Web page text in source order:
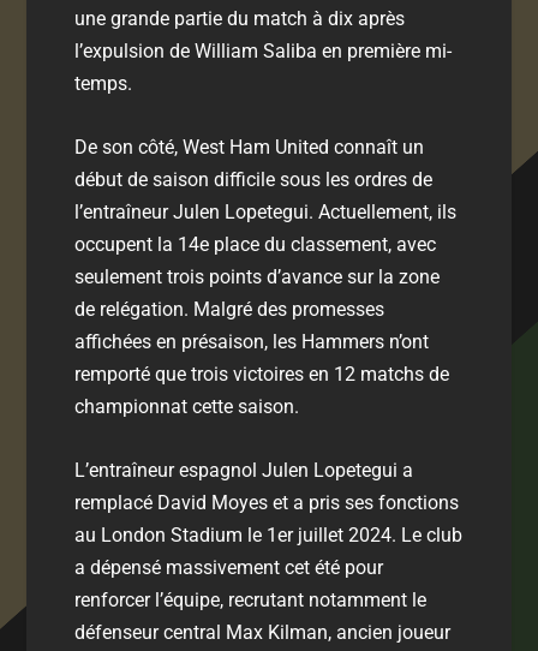
une grande partie du match à dix après
l’expulsion de William Saliba en première mi-
temps.
De son côté, West Ham United connaît un
début de saison difficile sous les ordres de
l’entraîneur Julen Lopetegui. Actuellement, ils
occupent la 14e place du classement, avec
seulement trois points d’avance sur la zone
de relégation. Malgré des promesses
affichées en présaison, les Hammers n’ont
remporté que trois victoires en 12 matchs de
championnat cette saison.
L’entraîneur espagnol Julen Lopetegui a
remplacé David Moyes et a pris ses fonctions
au London Stadium le 1er juillet 2024. Le club
a dépensé massivement cet été pour
renforcer l’équipe, recrutant notamment le
défenseur central Max Kilman, ancien joueur